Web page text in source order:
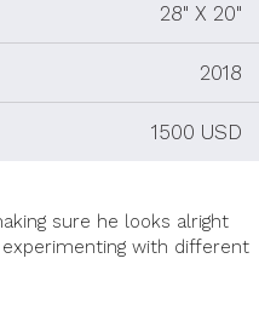
28" X 20"
2018
1500 USD
sure he looks alright
experimenting with different